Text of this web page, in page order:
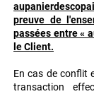
preuve de
passées entre «
le Client.
En cas de conflit
transaction